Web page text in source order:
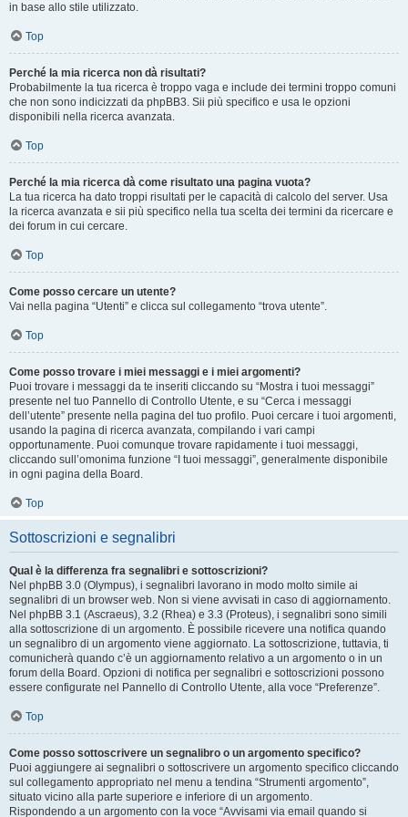
in base allo stile utilizzato.
Top
Perché la mia ricerca non dà risultati?
Probabilmente la tua ricerca è troppo vaga e include dei termini troppo comuni
che non sono indicizzati da phpBB3. Sii più specifico e usa le opzioni
disponibili nella ricerca avanzata.
Top
Perché la mia ricerca dà come risultato una pagina vuota?
La tua ricerca ha dato troppi risultati per le capacità di calcolo del server. Usa
la ricerca avanzata e sii più specifico nella tua scelta dei termini da ricercare e
dei forum in cui cercare.
Top
Come posso cercare un utente?
Vai nella pagina “Utenti” e clicca sul collegamento “trova utente”.
Top
Come posso trovare i miei messaggi e i miei argomenti?
Puoi trovare i messaggi da te inseriti cliccando su “Mostra i tuoi messaggi”
presente nel tuo Pannello di Controllo Utente, e su “Cerca i messaggi
dell’utente” presente nella pagina del tuo profilo. Puoi cercare i tuoi argomenti,
usando la pagina di ricerca avanzata, compilando i vari campi
opportunamente. Puoi comunque trovare rapidamente i tuoi messaggi,
cliccando sull’omonima funzione “I tuoi messaggi”, generalmente disponibile
in ogni pagina della Board.
Top
Sottoscrizioni e segnalibri
Qual è la differenza fra segnalibri e sottoscrizioni?
Nel phpBB 3.0 (Olympus), i segnalibri lavorano in modo molto simile ai
segnalibri di un browser web. Non si viene avvisati in caso di aggiornamento.
Nel phpBB 3.1 (Ascraeus), 3.2 (Rhea) e 3.3 (Proteus), i segnalibri sono simili
alla sottoscrizione di un argomento. È possibile ricevere una notifica quando
un segnalibro di un argomento viene aggiornato. La sottoscrizione, tuttavia, ti
comunicherà quando c’è un aggiornamento relativo a un argomento o in un
forum della Board. Opzioni di notifica per segnalibri e sottoscrizioni possono
essere configurate nel Pannello di Controllo Utente, alla voce “Preferenze”.
Top
Come posso sottoscrivere un segnalibro o un argomento specifico?
Puoi aggiungere ai segnalibri o sottoscrivere un argomento specifico cliccando
sul collegamento appropriato nel menu a tendina “Strumenti argomento”,
situato vicino alla parte superiore e inferiore di un argomento.
Rispondendo a un argomento con la voce “Avvisami via email quando si